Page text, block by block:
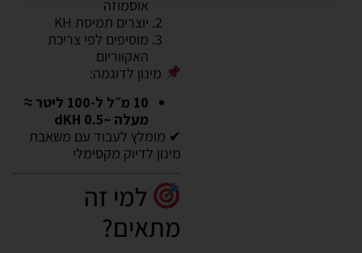
אוסמוזה
יוצרים תמיסת KH
מוסיפים לפי צריכת
האקווריום
מינון לדוגמה:
10 מ״ל ל-100 ליטר ≈
מעלה ~0.5 dKH
✔ מומלץ לעבוד עם משאבת
מינון לדיוק מקסימלי
למי זה
מתאים?